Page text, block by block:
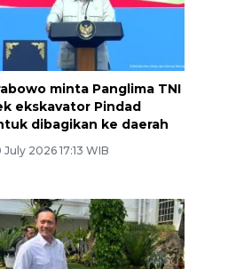
minta Panglima TNI
ekskavator Pindad
dibagikan ke daerah
July 2026 17:13 WIB